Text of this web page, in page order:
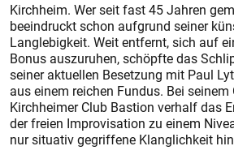
Kirchheim. Wer seit fast 45 Jahren
beeindruckt schon aufgrund seiner
Langlebigkeit. Weit entfernt, sich auf
Bonus auszuruhen, schöpfte das
seiner aktuellen Besetzung mit Paul
aus einem reichen Fundus. Bei
Kirchheimer Club Bastion verhalf das
der freien Improvisation zu einem
nur situativ gegriffene Klanglichkeit